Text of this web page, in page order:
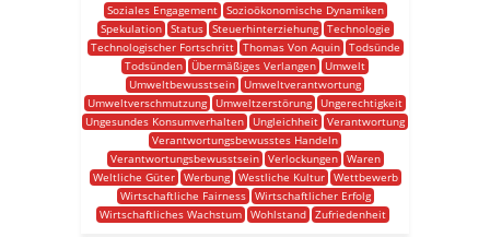
Soziales Engagement
Sozioökonomische Dynamiken
Spekulation
Status Steuerhinterziehung
Technologie
Technologischer Fortschritt
Thomas Von Aquin
Todsünde
Todsünden
Übermäßiges Verlangen
Umwelt
Umweltbewusstsein
Umweltverantwortung
Umweltverschmutzung
Umweltzerstörung
Ungerechtigkeit
Ungesundes Konsumverhalten
Ungleichheit Verantwortung
Verantwortungsbewusstes Handeln
Verantwortungsbewusstsein
Verlockungen
Waren
Weltliche Güter
Werbung Westliche Kultur
Wettbewerb
Wirtschaftliche Fairness
Wirtschaftlicher Erfolg
Wirtschaftliches Wachstum
Wohlstand Zufriedenheit